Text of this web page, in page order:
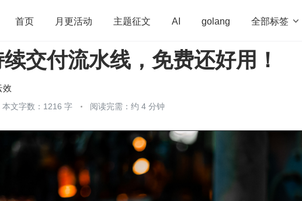
首页 月更活动 主题征文 AI golang 全部标签 
OpenHarmony 算法 学习方法 Web3.0
交付流水线，免费还好用！
效
本文字数：1216 字 阅读完需：约 4 分钟